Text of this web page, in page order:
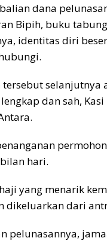
dana
Bipih, buku
identitas diri
tersebut
dan sah,
hari.
yang menarik
dikeluarkan dari
pelunasannya,